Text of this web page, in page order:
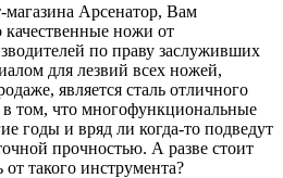
Арсенатор, Вам
качественные ножи от
по праву заслуживших
для лезвий всех ножей,
является сталь отличного
том, что многофункциональные
годы и вряд ли когда-то подведут
прочностью. А разве стоит
от такого инструмента?